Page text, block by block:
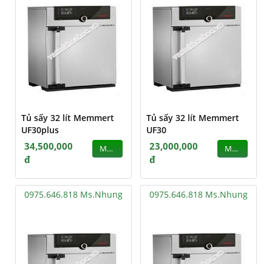
Tủ sấy 32 lít Memmert
UF30plus
34,500,000
đ
MUA
Tủ sấy 32 lít Memmert
UF30
23,000,000
đ
MUA
0975.646.818 Ms.Nhung 0975.646.818 Ms.Nhung